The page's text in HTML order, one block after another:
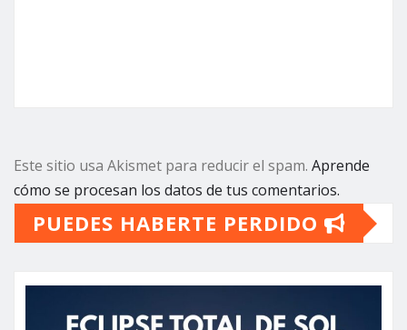
Este sitio usa Akismet para reducir el spam. Aprende
cómo se procesan los datos de tus comentarios.
PUEDES HABERTE PERDIDO